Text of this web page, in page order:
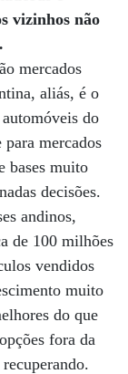
vizinhos não
mercados
aliás, é o
do
mercados
bases muito
decisões.
andinos,
de 100 milhões
vendidos
muito
do que
fora da